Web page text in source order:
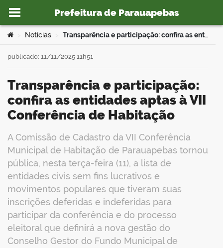
Ir para o conteúdo
Prefeitura de Parauapebas
portal
Você está aqui:
Notícias Transparência e participação: confira as entidades aptas à VII Conferência de Habitação
Transparência e participação:
confira as entidades aptas à VII
Conferência de Habitação
A Comissão de Cadastro da VII Conferência
Municipal de Habitação de Parauapebas tornou
pública, nesta terça-feira (11), a lista de
entidades civis sem fins lucrativos e
movimentos populares que tiveram suas
inscrições deferidas e indeferidas para
participar da conferência e do processo
eleitoral que definirá a nova gestão do
Conselho Gestor do Fundo Municipal de
publicado: 11/11/2025 11h51